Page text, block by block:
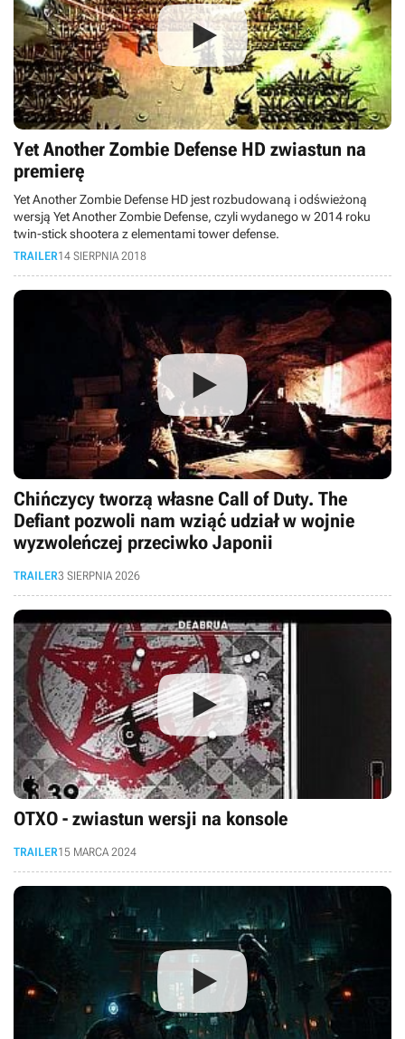
Yet Another Zombie Defense HD zwiastun na
premierę
Yet Another Zombie Defense HD jest rozbudowaną i odświeżoną
wersją Yet Another Zombie Defense, czyli wydanego w 2014 roku
twin-stick shootera z elementami tower defense.
TRAILER14 SIERPNIA 2018
Chińczycy tworzą własne Call of Duty. The
Defiant pozwoli nam wziąć udział w wojnie
wyzwoleńczej przeciwko Japonii
TRAILER3 SIERPNIA 2026
OTXO - zwiastun wersji na konsole
TRAILER15 MARCA 2024